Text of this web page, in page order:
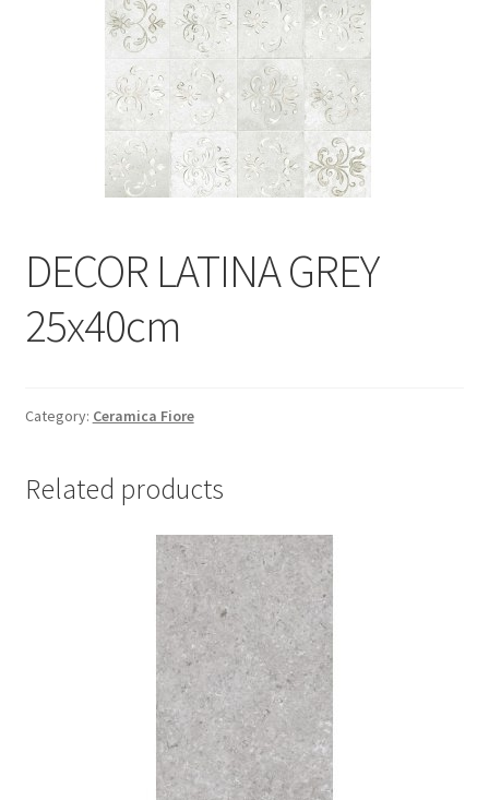
Plata si Livrare
Politică de confidențialitate
Politica de cookie
Magazin
DECOR LATINA GREY
25x40cm
Category: Ceramica Fiore
Related products